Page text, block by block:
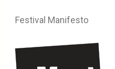
Festival Manifesto